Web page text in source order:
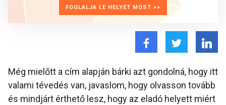
FOGLALJA LE HELYÉT MOST >>
Még mielőtt a cím alapján bárki azt gondolná, hogy itt
valami tévedés van, javaslom, hogy olvasson tovább
és mindjárt érthető lesz, hogy az eladó helyett miért